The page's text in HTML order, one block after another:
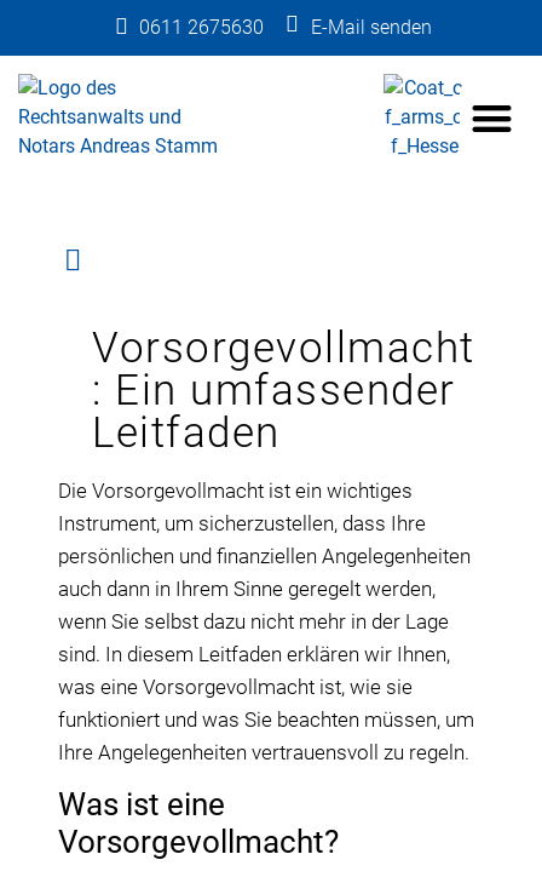
0611 2675630 E-Mail senden
Vorsorgevollmacht
: Ein umfassender
Leitfaden
Die Vorsorgevollmacht ist ein wichtiges
Instrument, um sicherzustellen, dass Ihre
persönlichen und finanziellen Angelegenheiten
auch dann in Ihrem Sinne geregelt werden,
wenn Sie selbst dazu nicht mehr in der Lage
sind. In diesem Leitfaden erklären wir Ihnen,
was eine Vorsorgevollmacht ist, wie sie
funktioniert und was Sie beachten müssen, um
Ihre Angelegenheiten vertrauensvoll zu regeln.
Was ist eine
Vorsorgevollmacht?